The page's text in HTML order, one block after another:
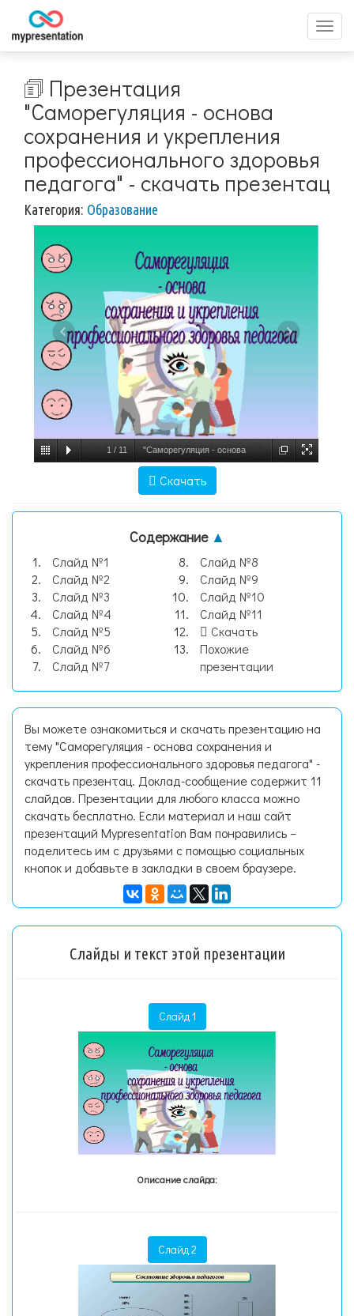
меню
🗊 Презентация
"Саморегуляция - основа
сохранения и укрепления
профессионального здоровья
педагога" - скачать презентац
Категория: Образование
1 / 11 "Саморегуляция - основа
профессионального здоровья педагога" -
Скачать
Содержание ▲
Слайд №1
Слайд №2
Слайд №3
Слайд №4
Слайд №5
Слайд №6
Слайд №7
Слайд №8
Слайд №9
Слайд №10
Слайд №11
Скачать
Похожие
презентации
Вы можете ознакомиться и скачать презентацию на
тему "Саморегуляция - основа сохранения и
укрепления профессионального здоровья педагога" -
скачать презентац. Доклад-сообщение содержит 11
слайдов. Презентации для любого класса можно
скачать бесплатно. Если материал и наш сайт
презентаций Mypresentation Вам понравились –
поделитесь им с друзьями с помощью социальных
кнопок и добавьте в закладки в своем браузере.
Слайды и текст этой презентации
Слайд 1
Описание слайда:
Слайд 2